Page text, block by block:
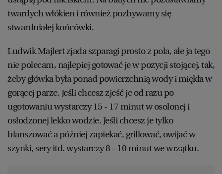
twardych włókien i również pozbywamy się
stwardniałej końcówki.
Ludwik Majlert zjada szparagi prosto z pola, ale ja tego
nie polecam, najlepiej gotować je w pozycji stojącej, tak,
żeby główka była ponad powierzchnią wody i miękła w
gorącej parze. Jeśli chcesz zjeść je od razu po
ugotowaniu wystarczy 15 - 17 minut w osolonej i
osłodzonej lekko wodzie. Jeśli chcesz je tylko
blanszować a później zapiekać, grillować, owijać w
szynki, sery itd. wystarczy 8 - 10 minut we wrzątku.